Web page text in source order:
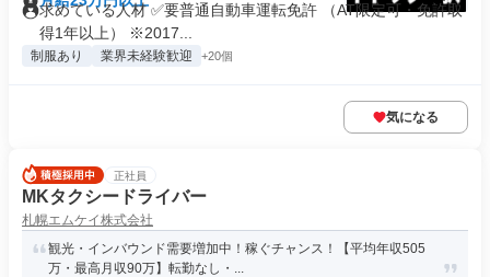
求めている人材 ✅要普通自動車運転免許 （AT限定可・免許取
得1年以上） ※2017...
制服あり 業界未経験歓迎 +20個
気になる
正社員
MKタクシードライバー
札幌エムケイ株式会社
観光・インバウンド需要増加中！稼ぐチャンス！【平均年収505
万・最高月収90万】転勤なし・...